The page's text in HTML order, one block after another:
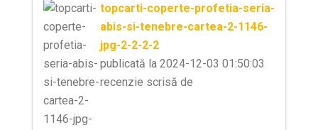
topcarti-coperte-profetia-seria-
abis-si-tenebre-cartea-2-1146-
jpg-2-2-2-2
publicată la 2024-12-03 01:50:03
recenzie scrisă de